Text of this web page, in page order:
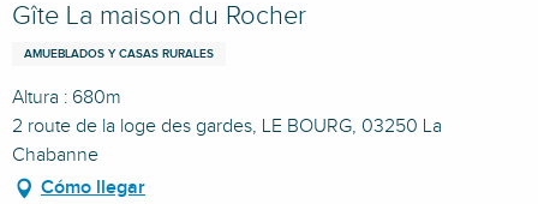
Gîte La maison du Rocher
AMUEBLADOS Y CASAS RURALES
Altura : 680m
2 route de la loge des gardes, LE BOURG, 03250 La
Chabanne
Cómo llegar